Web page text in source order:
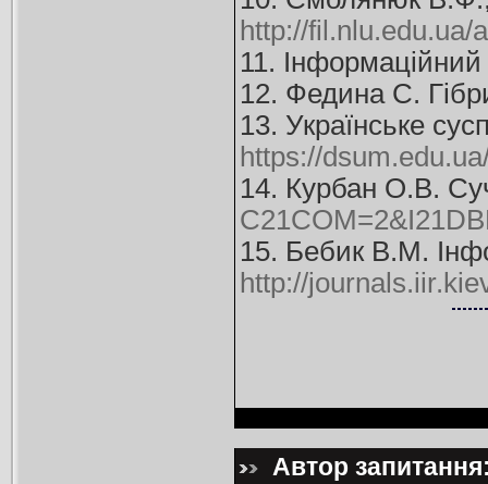
http://fil.nlu.edu.ua/
11. Інформаційний
12. Федина С.
13. Українське
https://
14. Курбан О.В.
15. Бебик В.М.
http://
Автор